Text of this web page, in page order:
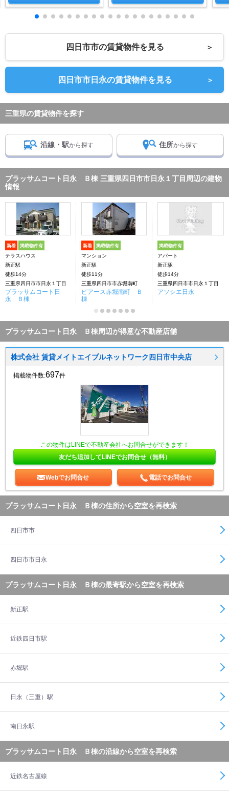
四日市市の賃貸物件を見る ＞
四日市市日永の賃貸物件を見る ＞
三重県の賃貸物件を探す
沿線・駅から探す 住所から探す
プラッサムコート日永 Ｂ棟 三重県四日市市日永１丁目周辺の建物
情報
新着 掲載物件有
テラスハウス
新正駅
徒歩14分
三重県四日市市日永１丁目
プラッサムコート日
永 Ｂ棟
新着 掲載物件有
マンション
新正駅
徒歩11分
三重県四日市市赤堀南町
ピアース赤堀南町 Ｂ
棟
掲載物件有
アパート
新正駅
徒歩14分
三重県四日市市日永１丁目
アソシエ日永
プラッサムコート日永 Ｂ棟周辺が得意な不動産店舗
株式会社 賃貸メイトエイブルネットワーク四日市中央店
掲載物件数:697件
この物件はLINEで不動産会社へお問合せができます！
友だち追加してLINEでお問合せ（無料）
Webでお問合せ 電話でお問合せ
プラッサムコート日永 Ｂ棟の住所から空室を再検索
四日市市
四日市市日永
プラッサムコート日永 Ｂ棟の最寄駅から空室を再検索
新正駅
近鉄四日市駅
赤堀駅
日永（三重）駅
南日永駅
プラッサムコート日永 Ｂ棟の沿線から空室を再検索
近鉄名古屋線